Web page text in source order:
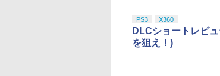
PS3 X360
DLCショートレビ
を狙え！)